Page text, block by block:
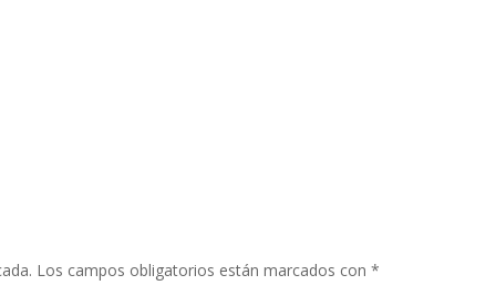
Los campos obligatorios están marcados con*